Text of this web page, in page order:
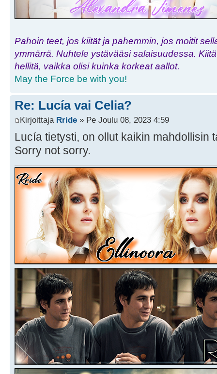
Pahoin teet, jos kiität ja pahemmin, jos moitit
ymmärrä. Nuhtele ystävääsi salaisuudessa.
hellitä, vaikka olisi kuinka korkeat aallot.
May the Force be with you!
Re: Lucía vai Celia?
Kirjoittaja Rride » Pe Joulu 08, 2023 4:59
Lucía tietysti, on ollut kaikin mahdollisin
Sorry not sorry.